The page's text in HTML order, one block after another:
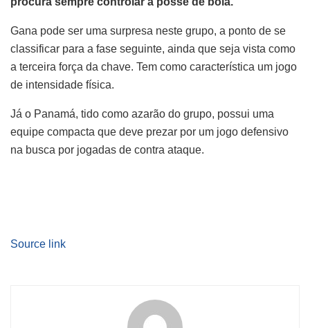
Gana pode ser uma surpresa neste grupo, a ponto de se
classificar para a fase seguinte, ainda que seja vista como
a terceira força da chave. Tem como característica um jogo
de intensidade física.
Já o Panamá, tido como azarão do grupo, possui uma
equipe compacta que deve prezar por um jogo defensivo
na busca por jogadas de contra ataque.
Source link